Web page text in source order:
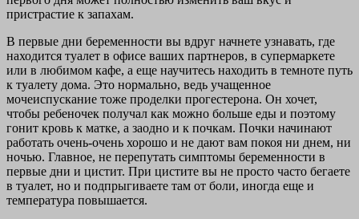
пристрастие к запахам.
В первые дни беременности вы вдруг начнете узнавать, где
находится туалет в офисе ваших партнеров, в супермаркете
или в любимом кафе, а еще научитесь находить в темноте путь
к туалету дома. Это нормально, ведь учащенное
мочеиспускание тоже проделки прогестерона. Он хочет,
чтобы ребеночек получал как можно больше еды и поэтому
гонит кровь к матке, а заодно и к почкам. Почки начинают
работать очень-очень хорошо и не дают вам покоя ни днем, ни
ночью. Главное, не перепутать симптомы беременности в
первые дни и цистит. При цистите вы не просто часто бегаете
в туалет, но и подпрыгиваете там от боли, иногда еще и
температура повышается.